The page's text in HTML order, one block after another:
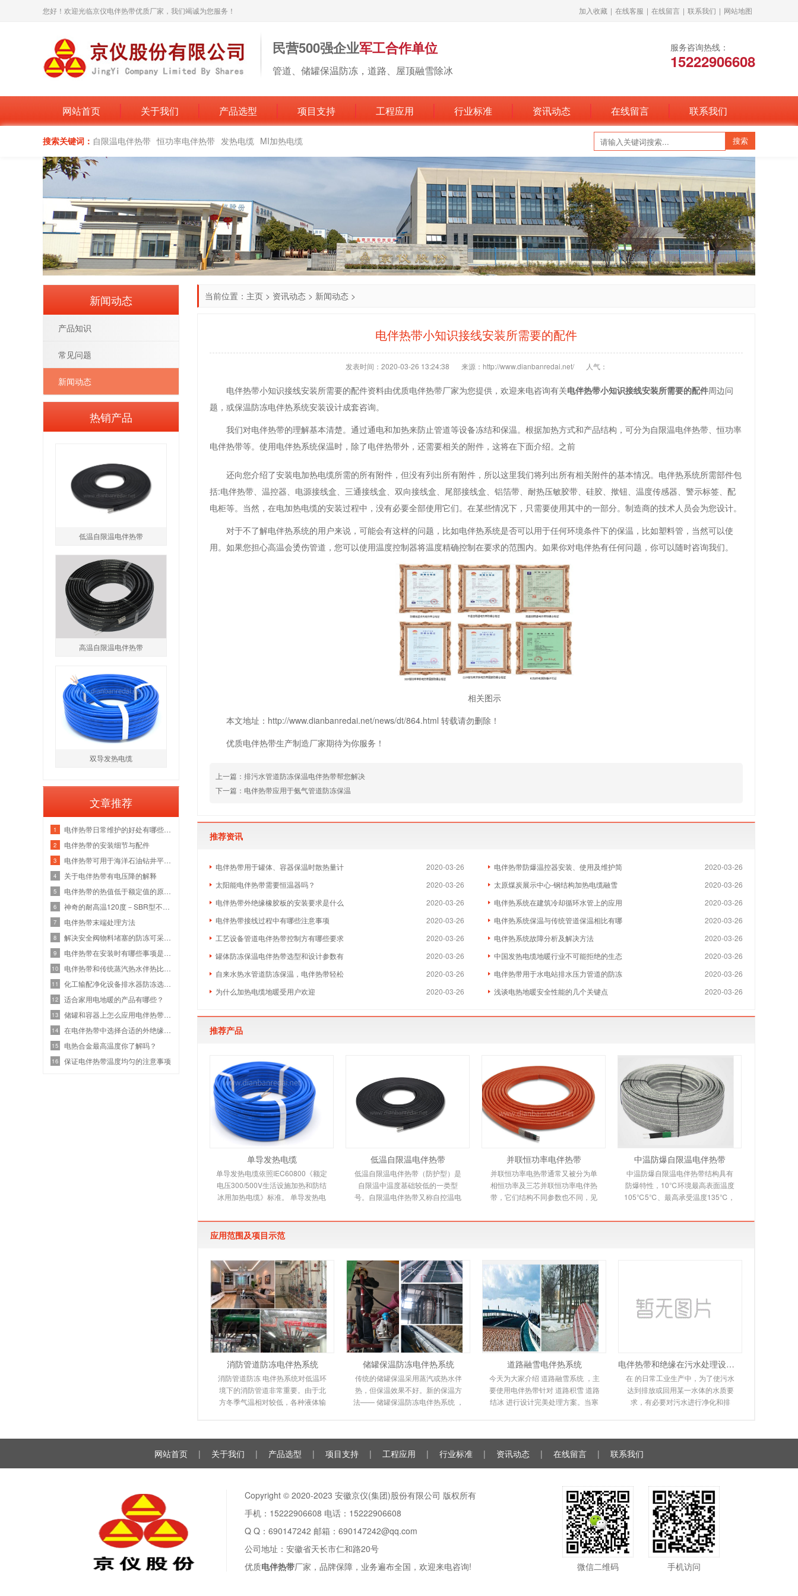
您好！欢迎光临京仪电伴热带优质厂家，我们竭诚为您服务！ 加入收藏 | 在线客服 | 在线留言 | 联系我们 | 网站地图
民营500强企业军工合作单位
管道、储罐保温防冻，道路、屋顶融雪除冰
服务咨询热线：
15222906608
网站首页 关于我们 产品选型 项目支持 工程应用 行业标准 资讯动态 在线留言 联系我们
搜索关键词： 自限温电伴热带 恒功率电伴热带 发热电缆 MI加热电缆
当前位置： 主页 > 资讯动态 > 新闻动态 >
电伴热带小知识接线安装所需要的配件
发表时间：2020-03-26 13:24:38 来源：http://www.dianbanredai.net/ 人气：
电伴热带小知识接线安装所需要的配件资料由优质电伴热带厂家为您提供，欢迎来电咨询有关电伴热带小知识接线安装所需要的配件周边问
题，或保温防冻电伴热系统安装设计成套咨询。
我们对电伴热带的理解基本清楚。通过通电和加热来防止管道等设备冻结和保温。根据加热方式和产品结构，可分为自限温电伴热带、恒功率
电伴热带等。使用电伴热系统保温时，除了电伴热带外，还需要相关的附件，这将在下面介绍。之前
还向您介绍了安装电加热电缆所需的所有附件，但没有列出所有附件，所以这里我们将列出所有相关附件的基本情况。电伴热系统所需部件包
括:电伴热带、温控器、电源接线盒、三通接线盒、双向接线盒、尾部接线盒、铝箔带、耐热压敏胶带、硅胶、揿钮、温度传感器、警示标签、配
电柜等。当然，在电加热电缆的安装过程中，没有必要全部使用它们。在某些情况下，只需要使用其中的一部分。制造商的技术人员会为您设计。
对于不了解电伴热系统的用户来说，可能会有这样的问题，比如电伴热系统是否可以用于任何环境条件下的保温，比如塑料管，当然可以使
用。如果您担心高温会烫伤管道，您可以使用温度控制器将温度精确控制在要求的范围内。如果你对电伴热有任何问题，你可以随时咨询我们。
相关图示
本文地址：http://www.dianbanredai.net/news/dt/864.html 转载请勿删除！
优质电伴热带生产制造厂家期待为你服务！
上一篇： 排污水管道防冻保温电伴热带帮您解决
下一篇： 电伴热带应用于氨气管道防冻保温
推荐资讯
2020-03-26
电伴热带用于罐体、容器保温时散热量计 2020-03-26
电伴热带防爆温控器安装、使用及维护简
2020-03-26
太阳能电伴热带需要恒温器吗？ 2020-03-26
太原煤炭展示中心-钢结构加热电缆融雪
2020-03-26
电伴热带外绝缘橡胶板的安装要求是什么 2020-03-26
电伴热系统在建筑冷却循环水管上的应用
2020-03-26
电伴热带接线过程中有哪些注意事项 2020-03-26
电伴热系统保温与传统管道保温相比有哪
2020-03-26
工艺设备管道电伴热带控制方有哪些要求 2020-03-26
电伴热系统故障分析及解决方法
2020-03-26
罐体防冻保温电伴热带选型和设计参数有 2020-03-26
中国发热电缆地暖行业不可能拒绝的生态
2020-03-26
自来水热水管道防冻保温，电伴热带轻松 2020-03-26
电伴热带用于水电站排水压力管道的防冻
2020-03-26
为什么加热电缆地暖受用户欢迎 2020-03-26
浅谈电热地暖安全性能的几个关键点
推荐产品
单导发热电缆
单导发热电缆依照IEC60800《额定
电压300/500V生活设施加热和防结
冰用加热电缆》标准。 单导发热电
烯绝缘，铝带屏蔽，防
低温自限温电伴热带
低温自限温电伴热带（防护型）是
自限温中温度基础较低的一类型
号。自限温电伴热带又称自控温电
电热产品，由高分子
并联恒功率电伴热带
并联恒功率电热带通常又被分为单
相恒功率及三芯并联恒功率电伴热
带，它们结构不同参数也不同，见
是由多个发热节在
中温防爆自限温电伴热带
中温防爆自限温电伴热带结构具有
防爆特性，10℃环境最高表面温度
105℃5℃、最高承受温度135℃，
带，它是新一代唯一带
应用范围及项目示范
消防管道防冻电伴热系统
消防管道防冻 电伴热系统对低温环
境下的消防管道非常重要。由于北
方冬季气温相对较低，各种液体输
储罐保温防冻电伴热系统
传统的储罐保温采用蒸汽或热水伴
热，但保温效果不好。新的保温方
法—— 储罐保温防冻电伴热系统 ，
道路融雪电伴热系统
今天为大家介绍 道路融雪系统 ，主
要使用电伴热带针对 道路积雪 道路
结冰 进行设计完美处理方案。当寒
电伴热带和绝缘在污水处理设备中的应用
在 的日常工业生产中，为了使污水
达到排放或回用某一水体的水质要
求，有必要对污水进行净化和排
新闻动态
产品知识
常见问题
新闻动态
热销产品
低温自限温电伴热带
高温自限温电伴热带
双导发热电缆
文章推荐
1
2 电伴热带的安装细节与配件
3
4 关于电伴热带有电压降的解释
5
6
7 电伴热带末端处理方法
8
9
10
11
12 适合家用电地暖的产品有哪些？
13
14
15 电热合金最高温度你了解吗？
16 保证电伴热带温度均匀的注意事项
网站首页 | 关于我们 | 产品选型 | 项目支持 | 工程应用 | 行业标准 | 资讯动态 | 在线留言 | 联系我们
Copyright © 2020-2023 安徽京仪(集团)股份有限公司 版权所有
手机：15222906608 电话：15222906608
Q Q： 690147242 邮箱：690147242@qq.com
公司地址：安徽省天长市仁和路20号
优质电伴热带厂家，品牌保障，业务遍布全国，欢迎来电咨询! 微信二维码 手机访问